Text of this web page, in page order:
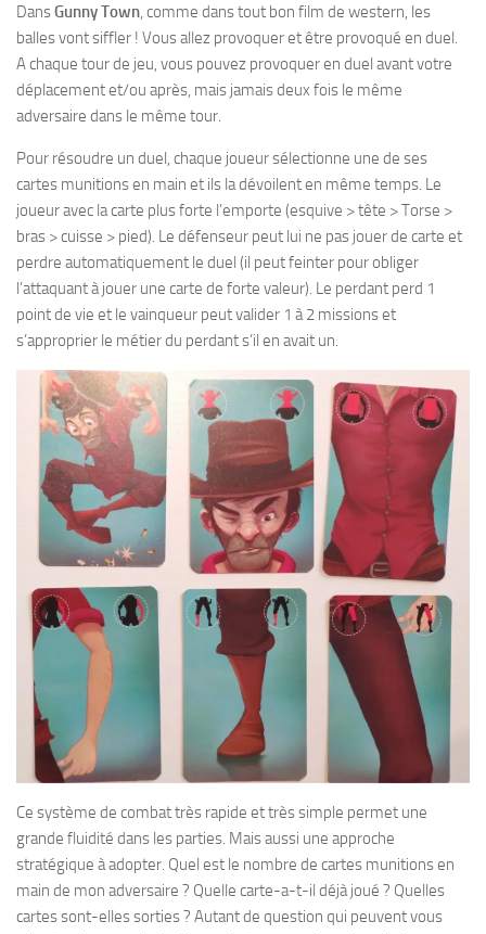
DansGunny Town, comme dans tout bon film de western, les
balles vont siffler ! Vous allez provoquer et être provoqué en duel.
A chaque tour de jeu, vous pouvez provoquer en duel avant votre
déplacement et/ou après, mais jamais deux fois le même
adversaire dans le même tour.
Pour résoudre un duel, chaque joueur sélectionne une de ses
cartes munitions en main et ils la dévoilent en même temps. Le
joueur avec la carte plus forte l’emporte (esquive > tête > Torse >
bras > cuisse > pied). Le défenseur peut lui ne pas jouer de carte et
perdre automatiquement le duel (il peut feinter pour obliger
l’attaquant à jouer une carte de forte valeur). Le perdant perd 1
point de vie et le vainqueur peut valider 1 à 2 missions et
s’approprier le métier du perdant s’il en avait un.
Ce système de combat très rapide et très simple permet une
grande fluidité dans les parties. Mais aussi une approche
stratégique à adopter. Quel est le nombre de cartes munitions en
main de mon adversaire ? Quelle carte-a-t-il déjà joué ? Quelles
cartes sont-elles sorties ? Autant de question qui peuvent vous